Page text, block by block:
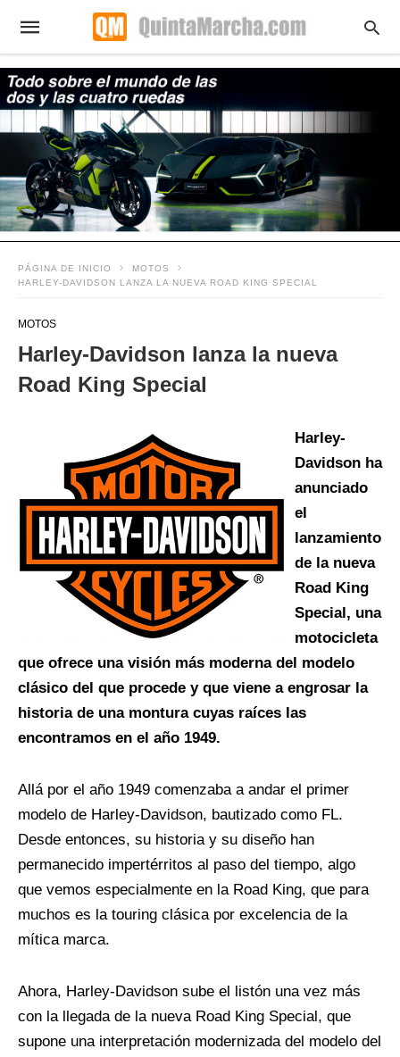
PÁGINA DE INICIO
MOTOS
HARLEY-DAVIDSON LANZA LA NUEVA ROAD KING SPECIAL
MOTOS
Harley-Davidson lanza la nueva
Road King Special
Harley-
Davidson ha
anunciado
el
lanzamiento
de la nueva
Road King
Special, una
motocicleta
que ofrece una visión más moderna del modelo
clásico del que procede y que viene a engrosar la
historia de una montura cuyas raíces las
encontramos en el año 1949.
Allá por el año 1949 comenzaba a andar el primer
modelo de Harley-Davidson, bautizado como FL.
Desde entonces, su historia y su diseño han
permanecido impertérritos al paso del tiempo, algo
que vemos especialmente en la Road King, que para
muchos es la touring clásica por excelencia de la
mítica marca.
Ahora, Harley-Davidson sube el listón una vez más
con la llegada de la nueva Road King Special, que
supone una interpretación modernizada del modelo del